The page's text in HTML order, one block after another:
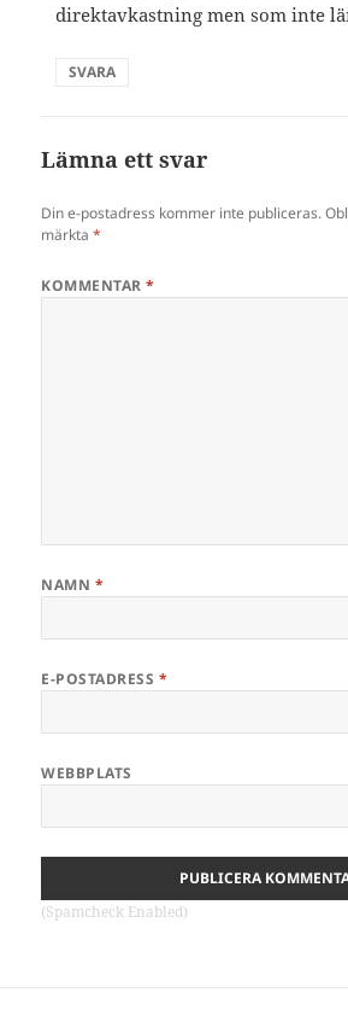
direktavkastning men som inte
SVARA
Lämna ett svar
Din e-postadress kommer inte publiceras.
märkta*
KOMMENTAR*
NAMN *
E-POSTADRESS *
WEBBPLATS
(Spamcheck Enabled)